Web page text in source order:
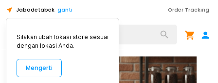
Jabodetabek ganti Order Tracking
Alat Kopi
Silakan ubah lokasi store sesuai
dengan lokasi Anda.
Mengerti